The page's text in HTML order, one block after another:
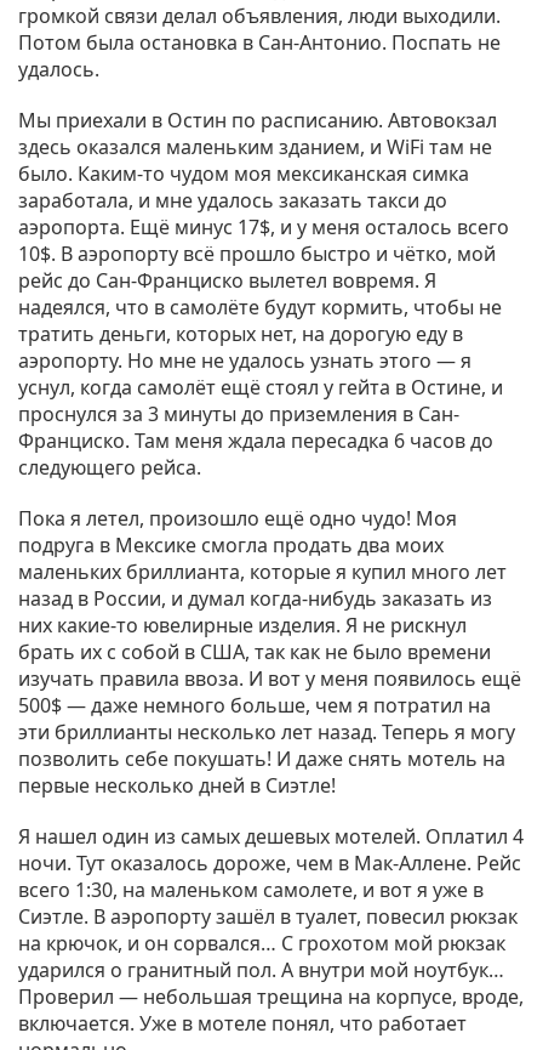
громкой связи делал объявления, люди выходили.
Потом была остановка в Сан-Антонио. Поспать не
удалось.
Мы приехали в Остин по расписанию. Автовокзал
здесь оказался маленьким зданием, и WiFi там не
было. Каким-то чудом моя мексиканская симка
заработала, и мне удалось заказать такси до
аэропорта. Ещё минус 17$, и у меня осталось всего
10$. В аэропорту всё прошло быстро и чётко, мой
рейс до Сан-Франциско вылетел вовремя. Я
надеялся, что в самолёте будут кормить, чтобы не
тратить деньги, которых нет, на дорогую еду в
аэропорту. Но мне не удалось узнать этого — я
уснул, когда самолёт ещё стоял у гейта в Остине, и
проснулся за 3 минуты до приземления в Сан-
Франциско. Там меня ждала пересадка 6 часов до
следующего рейса.
Пока я летел, произошло ещё одно чудо! Моя
подруга в Мексике смогла продать два моих
маленьких бриллианта, которые я купил много лет
назад в России, и думал когда-нибудь заказать из
них какие-то ювелирные изделия. Я не рискнул
брать их с собой в США, так как не было времени
изучать правила ввоза. И вот у меня появилось ещё
500$ — даже немного больше, чем я потратил на
эти бриллианты несколько лет назад. Теперь я могу
позволить себе покушать! И даже снять мотель на
первые несколько дней в Сиэтле!
Я нашел один из самых дешевых мотелей. Оплатил 4
ночи. Тут оказалось дороже, чем в Мак-Аллене. Рейс
всего 1:30, на маленьком самолете, и вот я уже в
Сиэтле. В аэропорту зашёл в туалет, повесил рюкзак
на крючок, и он сорвался… С грохотом мой рюкзак
ударился о гранитный пол. А внутри мой ноутбук…
Проверил — небольшая трещина на корпусе, вроде,
включается. Уже в мотеле понял, что работает